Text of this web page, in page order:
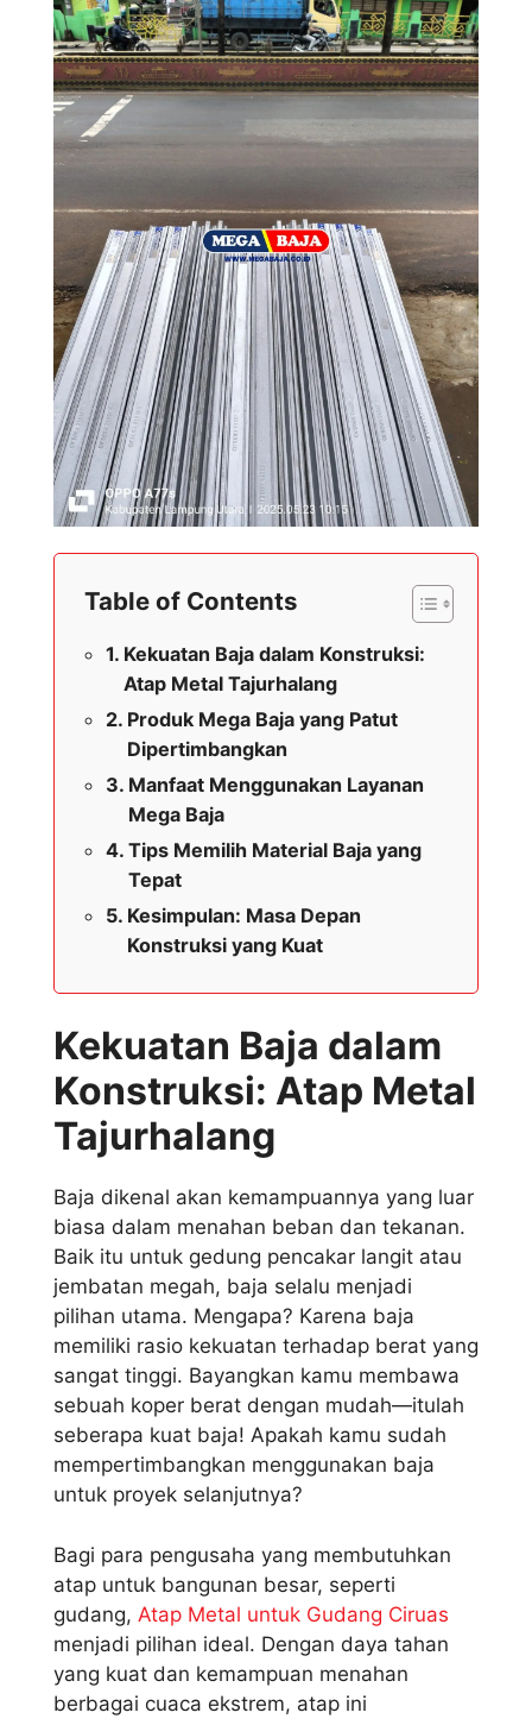
Table of Contents
Kekuatan Baja dalam Konstruksi:
Atap Metal Tajurhalang
Produk Mega Baja yang Patut
Dipertimbangkan
Manfaat Menggunakan Layanan
Mega Baja
Tips Memilih Material Baja yang
Tepat
Kesimpulan: Masa Depan
Konstruksi yang Kuat
Kekuatan Baja dalam
Konstruksi: Atap Metal
Tajurhalang
Baja dikenal akan kemampuannya yang luar
biasa dalam menahan beban dan tekanan.
Baik itu untuk gedung pencakar langit atau
jembatan megah, baja selalu menjadi
pilihan utama. Mengapa? Karena baja
memiliki rasio kekuatan terhadap berat yang
sangat tinggi. Bayangkan kamu membawa
sebuah koper berat dengan mudah—itulah
seberapa kuat baja! Apakah kamu sudah
mempertimbangkan menggunakan baja
untuk proyek selanjutnya?
Bagi para pengusaha yang membutuhkan
atap untuk bangunan besar, seperti
gudang, Atap Metal untuk Gudang Ciruas
menjadi pilihan ideal. Dengan daya tahan
yang kuat dan kemampuan menahan
berbagai cuaca ekstrem, atap ini